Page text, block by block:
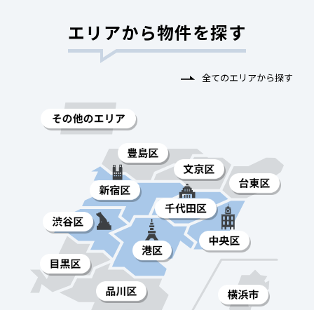
エリアから物件を探す
全てのエリアから探す